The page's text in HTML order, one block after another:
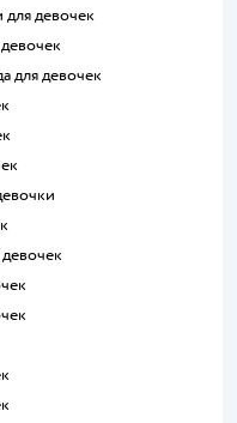
для девочек
для девочек
девочек